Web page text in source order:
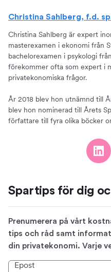
Christina Sahlberg, f.d.
Christina Sahlberg är expert
masterexamen i ekonomi från
bachelorexamen i psykologi
förekommer ofta som expert i
privatekonomiska frågor.
År 2018 blev hon utnämnd till
blev hon nominerad till Årets
författare till fyra olika böcker
Spartips för dig
Prenumerera på vårt
tips och råd samt
din privatekonomi. Varje
Epost